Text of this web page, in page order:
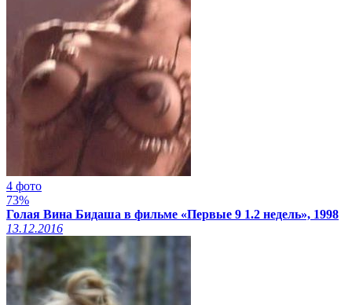
4 фото
73%
Голая Вина Бидаша в фильме «Первые 9 1.2 недель», 1998
13.12.2016